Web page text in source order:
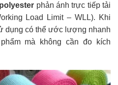
phản ánh trực tiếp tải
Load Limit – WLL). Khi
dụng có thể ước lượng nhanh
mà không cần đo kích